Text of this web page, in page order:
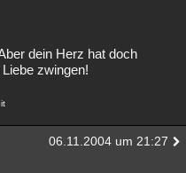
dein Herz hat doch
zwingen!
06.11.2004 um 21:27